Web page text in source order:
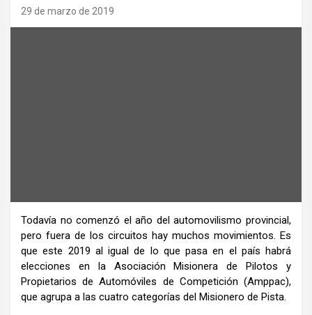
29 de marzo de 2019
Todavía no comenzó el año del automovilismo provincial,
pero fuera de los circuitos hay muchos movimientos. Es
que este 2019 al igual de lo que pasa en el país habrá
elecciones en la Asociación Misionera de Pilotos y
Propietarios de Automóviles de Competición (Amppac),
que agrupa a las cuatro categorías del Misionero de Pista.